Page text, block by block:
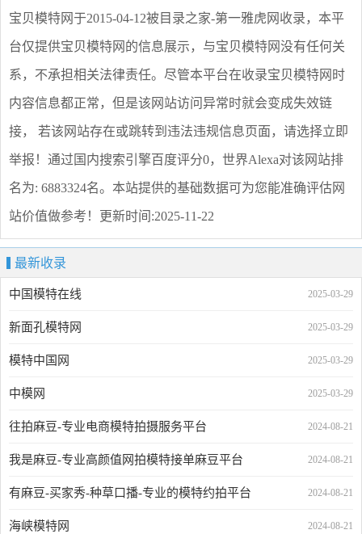
宝贝模特网 于2015-04-12被目录之家-第一雅虎网收录，本平
台仅提供宝贝模特网 的信息展示，与宝贝模特网没有任何关
系，不承担相关法律责任。尽管本平台在收录宝贝模特网 时
内容信息都正常，但是该网站访问异常时就会变成失效链
接， 若该网站存在或跳转到违法违规信息页面，请选择立即
举报 ！通过国内搜索引擎百度评分0，世界Alexa对该网站排
名为: 6883324名。本站提供的基础数据可为您能准确评估网
站价值做参考！ 更新时间:2025-11-22
最新收录
2025-03-29
中国模特在线
2025-03-29
新面孔模特网
2025-03-29
模特中国网
2025-03-29
中模网
2024-08-21
往拍麻豆-专业电商模特拍摄服务平台
2024-08-21
我是麻豆-专业高颜值网拍模特接单麻豆平台
2024-08-21
有麻豆-买家秀-种草口播-专业的模特约拍平台
2024-08-21
海峡模特网